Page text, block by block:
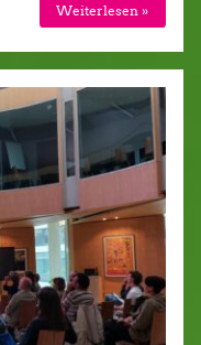
Weiterlesen »